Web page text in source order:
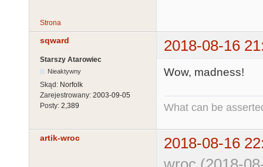
Strona
sqward 2018-08-16
Starszy Atarowiec
Nieaktywny
Skąd: Norfolk
Zarejestrowany: 2003-09-05
Posty: 2,389
Wow, madness!
What can be
artik-wroc
2018-08-16